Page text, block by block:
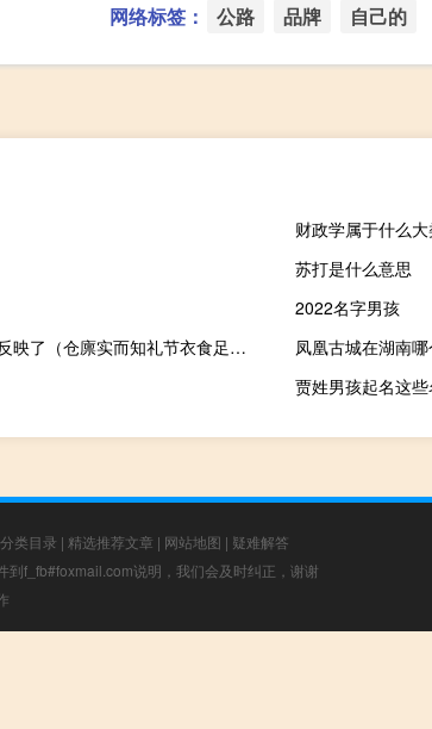
网络标签： 公路 品牌 自己的
财政学属于什么
苏打是什么意思
2022名字男孩
仓廪实而知礼节衣食足而知荣辱这句话反映了（仓廪实而知礼节衣食足而知荣辱）
凤凰古城在湖南
贾姓男孩起名这
类目录 | 精选推荐文章 | 网站地图 | 疑难解答
f_fb#foxmail.com说明，我们会及时纠正，谢谢